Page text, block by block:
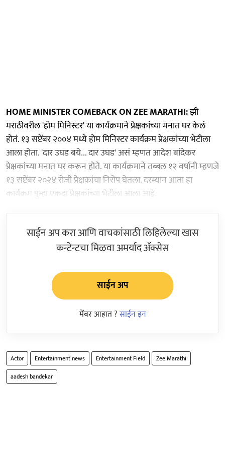
HOME MINISTER COMEBACK ON ZEE MARATHI:झी
मराठीवरील 'होम मिनिस्टर' या कार्यक्रमाने प्रेक्षकांच्या मनात घर केलं
होतं. १३ सप्टेंबर २००४ मध्ये होम मिनिस्टर कार्यक्रम प्रेक्षकांच्या भेटीला
आला होता. 'दार उघड बये... दार उघड' असं म्हणत आदेश बांदेकर
प्रेक्षकांच्या मनात घर करून होते. या कार्यक्रमाने तब्बल १२ वर्षांनी म्हणजे
१३ सप्टेंबर २०२४ रोजी प्रेक्षकांचा निरोप घेतला. दरम्यान आता हा
कार्यक्रम पुन्हा एकदा प्रेक्षकांच्या भेटीला आला आहे.
साईन अप करा आणि वाचकांसाठी लिहिलेल्या खास
कन्टेन्टचा मिळवा अमर्याद ॲक्सेस
साईन अप
मेंबर आहात ?साईन इन
Actor Entertainment news Entertainment Field
Zee Marathi
aadesh bandekar